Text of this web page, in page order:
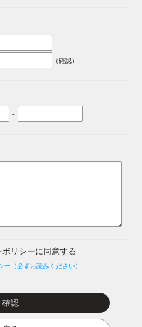
（確認）
-
リシーに同意する
（必ずお読みください）